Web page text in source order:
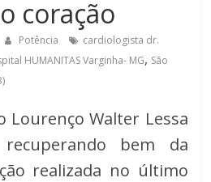
coração
Potência
cardiologista dr.
HUMANITAS Varginha- MG, São
Lourenço Walter Lessa
bem da
realizada no último